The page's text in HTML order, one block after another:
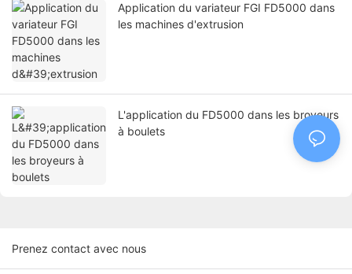
Application du variateur FGI FD5000 dans
les machines d'extrusion
L'application du FD5000 dans les broyeurs
à boulets
Prenez contact avec nous